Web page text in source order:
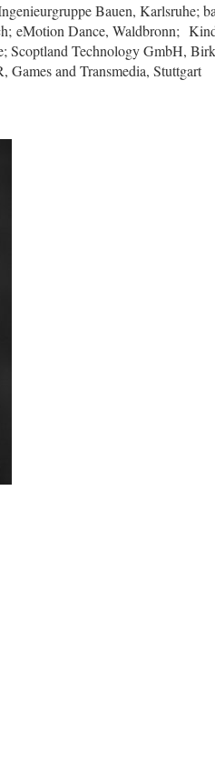
Bauen,
eMotion Dance, Waldbronn;
Technology GmbH,
and Transmedia, Stuttgart